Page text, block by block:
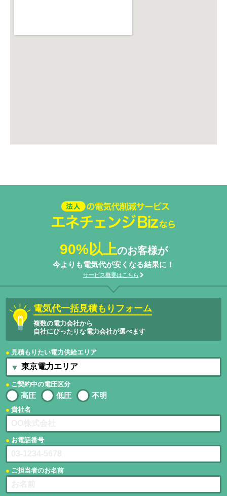
法人の電気代削減サービスエネ
チェンジ Biz
90%以上のお客様が
今よりも電気代が安くなる結果に！
サービス概要はこちら
電気代一括見積もりフォーム
複数の電力会社から
自社にぴったりな電力会社が選べます
見積もりたい電力供給エリア
ご契約中の電圧区分
高圧 低圧 不明
貴社名
お電話番号
ご担当者のお名前